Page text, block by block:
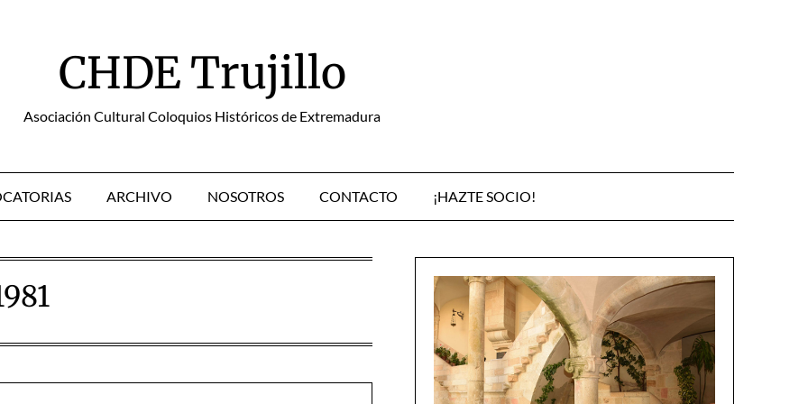
CHDE Trujillo
Asociación Cultural Coloquios Históricos de Extremadura
ARCHIVO NOSOTROS CONTACTO ¡HAZTE SOCIO!